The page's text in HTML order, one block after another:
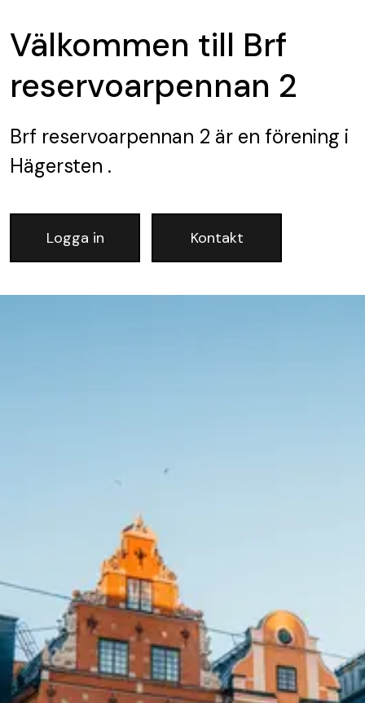
Välkommen till Brf
reservoarpennan 2
Brf reservoarpennan 2 är en förening i
Hägersten .
Logga in Kontakt